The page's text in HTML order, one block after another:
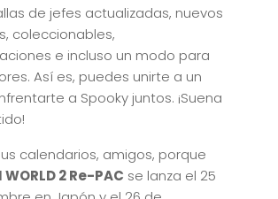
de jefes actualizadas, nuevos
coleccionables,
e incluso un modo para
Así es, puedes unirte a un
a Spooky juntos. ¡Suena
calendarios, amigos, porque
2 Re-PAC se lanza el 25